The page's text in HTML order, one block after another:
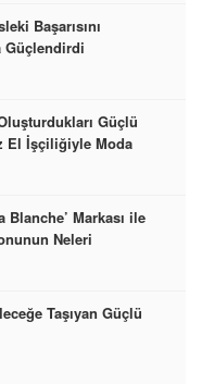
Başarısını
Güçlendirdi
Güçlü
El İşçiliğiyle Moda
Blanche’ Markası ile
Neleri
Örneğini Sunuyor
Taşıyan Güçlü